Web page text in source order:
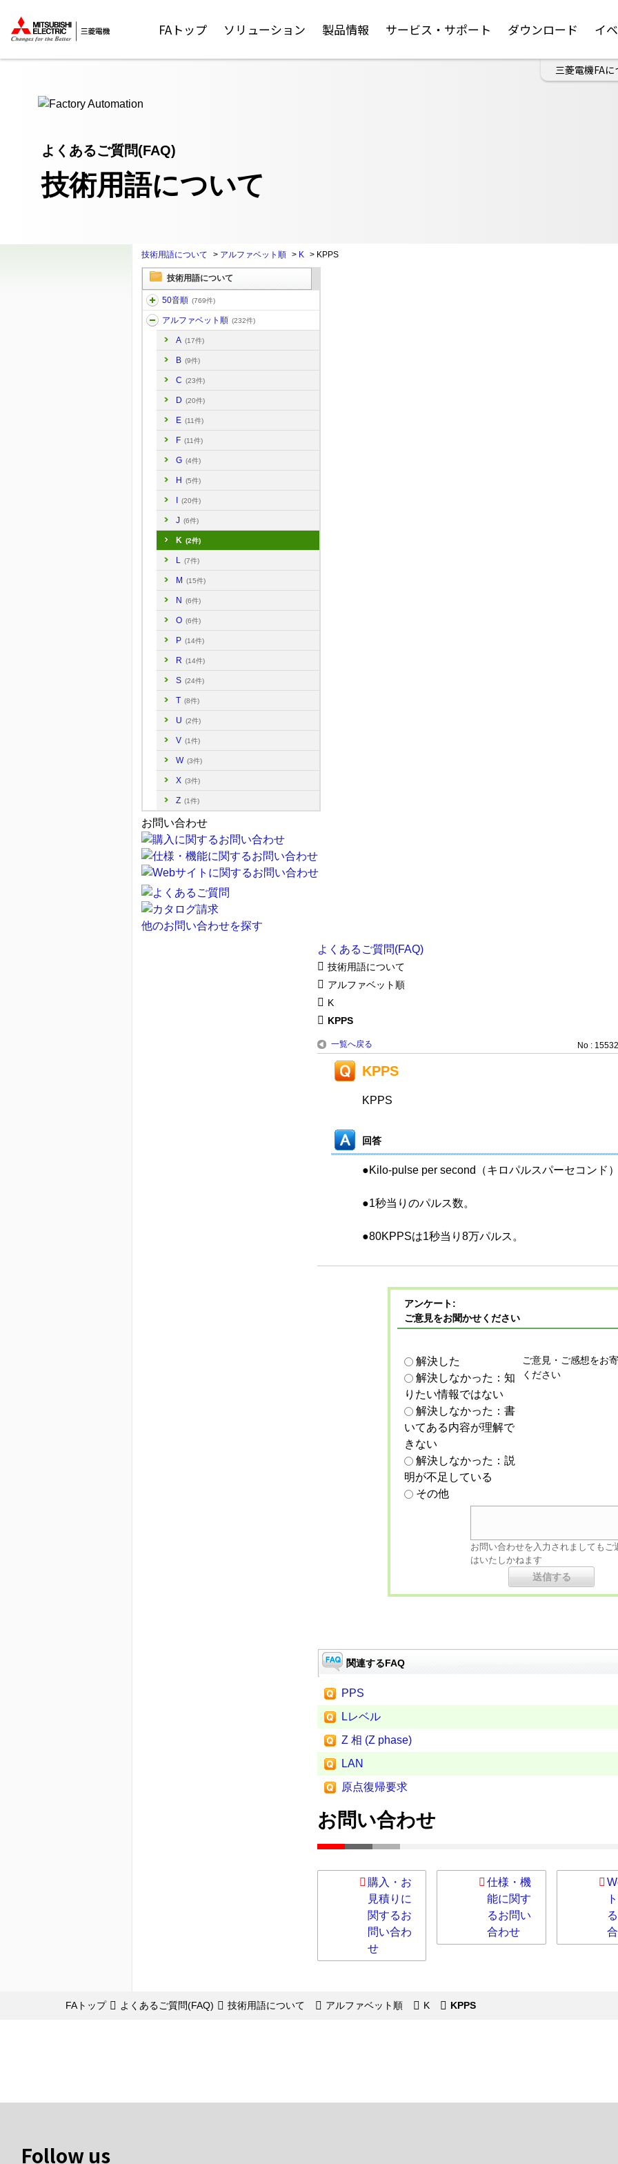
FAトップ ソリューション 製品情報 サービス・サポート ダウンロード イ
三菱電機FAに
よくあるご質問(FAQ)
技術用語について
技術用語について > アルファベット順 > K > KPPS
技術用語について
50音順 (769件)
アルファベット順 (232件)
A (17件)
B (9件)
C (23件)
D (20件)
E (11件)
F (11件)
G (4件)
H (5件)
(20件)
J (6件)
K (2件)
L (7件)
M (15件)
N (6件)
O (6件)
P (14件)
R (14件)
S (24件)
T (8件)
U (2件)
V (1件)
W (3件)
X (3件)
Z (1件)
お問い合わせ
他のお問い合わせを探す
よくあるご質問(FAQ)
技術用語について
アルファベット順
K
KPPS
一覧へ戻る No : 15532
KPPS
KPPS
回答
●Kilo-pulse per second（キロパルスパーセコンド
●1秒当りのパルス数。
●80KPPSは1秒当り8万パルス。
アンケート:
ご意見をお聞かせください
解決した
解決しなかった：知
りたい情報ではない
解決しなかった：書
いてある内容が理解で
きない
解決しなかった：説
明が不足している
その他
ご意見・ご感想をお
ください
お問い合わせを入力されましてもご
はいたしかねます
関連するFAQ
PPS
Lレベル
Z 相 (Z phase)
LAN
原点復帰要求
お問い合わせ
購入・お
見積りに
関するお
問い合わ
せ
仕様・機
能に関す
るお問い
合わせ
FAトップ よくあるご質問(FAQ) 技術用語について アルファベット順 K KPPS
Follow us